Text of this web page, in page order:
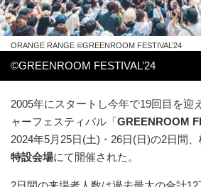
ORANGE RANGE ©︎GREENROOM FESTIVAL’24
©︎GREENROOM FESTIVAL’24
2005年にスタートし今年で19回⽬を迎
ャーフェスティバル「GREENROOM
2024年5⽉25⽇(⼟)・26⽇(⽇)の2⽇間、
特設会場にて開催された。